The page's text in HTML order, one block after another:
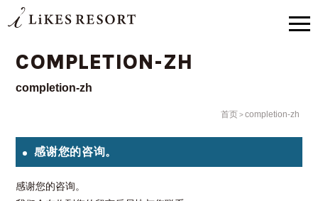
COMPLETION-ZH
completion-zh
首页 completion-zh
感谢您的咨询。
感谢您的咨询。